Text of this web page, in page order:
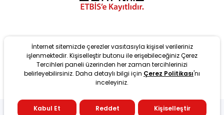
Yeni
tarafından T-Soft Altyapısıyla geliştirilmiştir. #OD 2022 Copyright
İnternet sitemizde çerezler vasıtasıyla kişisel verileriniz
işlenmektedir. Kişiselleştir butonu ile erişebileceğiniz Çerez
Tercihleri paneli üzerinden her zaman tercihlerinizi
belirleyebilirsiniz. Daha detaylı bilgi için Çerez Politikası'nı
inceleyiniz.
Kabul Et Reddet Kişiselleştir